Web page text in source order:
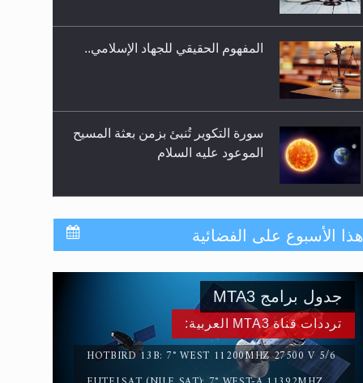
سورة التكوير تُنبئ بزمن بعثة المسيح
حقيقة المسيح الدجال
القرآن قاضٍ وحكمٌ على السنة
ومهيمنٌ عليها.. ليس العكس
لا ناسخ ولا منسوخ في القرآن الكريم
هذا الأسبوع على الفضائية
ترددات قناة MTA3 العربية:
HOTBIRD 13B: 7° WEST 11200MHZ 27500 V 5/6
جدول برامج MTA3